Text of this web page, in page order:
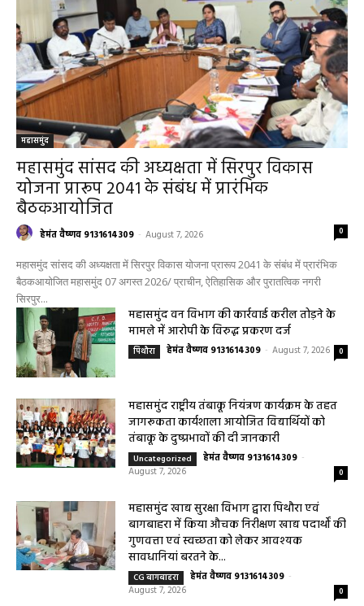
महासमुंद
महासमुंद सांसद की अध्यक्षता में सिरपुर विकास
योजना प्रारूप 2041 के संबंध में प्रारंभिक
बैठकआयोजित
हेमंत वैष्णव 9131614309 - August 7, 2026
महासमुंद सांसद की अध्यक्षता में सिरपुर विकास योजना प्रारूप 2041 के संबंध में प्रारंभिक
बैठकआयोजित महासमुंद 07 अगस्त 2026/ प्राचीन, ऐतिहासिक और पुरातत्विक नगरी
सिरपुर...
पिथौरा हेमंत वैष्णव 9131614309 - August 7, 2026
महासमुंद राष्ट्रीय तंबाकू नियंत्रण कार्यक्रम के तहत
जागरूकता कार्यशाला आयोजित विद्यार्थियों को
Uncategorized हेमंत वैष्णव 9131614309
August 7, 2026
0
महासमुंद खाद्य सुरक्षा विभाग द्वारा पिथौरा एवं
बागबाहरा में किया औचक निरीक्षण खाद्य पदार्थों की
गुणवत्ता एवं स्वच्छता को लेकर आवश्यक